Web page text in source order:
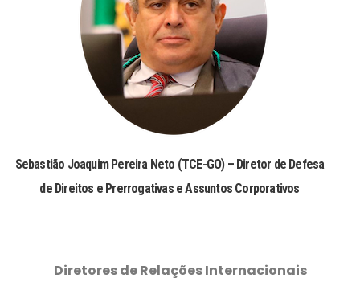
Sebastião Joaquim Pereira Neto (TCE-GO) – Diretor de Defesa
de Direitos e Prerrogativas e Assuntos Corporativos
Diretores de Relações Internacionais